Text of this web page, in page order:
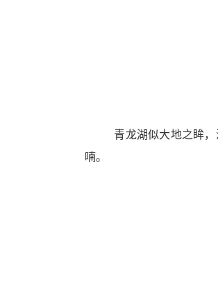
青龙湖似大地之眸，澄
喃。